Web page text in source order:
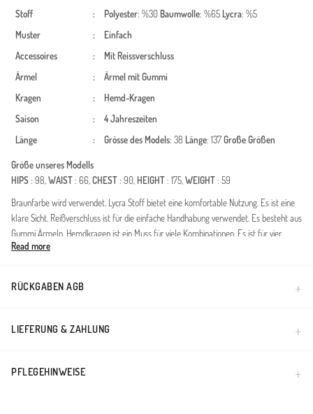
Stoff
: Polyester: %30 Baumwolle: %65 Lycra: %5
Muster
:
Einfach
Accessoires
:
Mit Reissverschluss
Ärmel
:
Ärmel mit Gummi
Kragen
:
Hemd-Kragen
Saison
:
4 Jahreszeiten
Länge
: Grösse des Models: 38 Länge: 137Große Größen
Größe unseres Modells
HIPS: 98,WAIST: 66,CHEST: 90, HEIGHT: 175,WEIGHT: 59
Braunfarbe wird verwendet. Lycra Stoff bietet eine komfortable Nutzung. Es ist eine
klare Sicht. Reißverschluss ist für die einfache Handhabung verwendet. Es besteht aus
Gummi Ärmeln. Hemdkragen ist ein Muss für viele Kombinationen. Es ist für vier
Jahreszeiten geeignet. Große Größen Option ist verfügbar.
Read more
RÜCKGABEN AGB
LIEFERUNG & ZAHLUNG
PFLEGEHINWEISE